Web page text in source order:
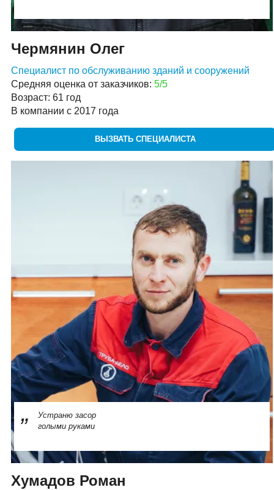
Чермянин Олег
Специалист по обслуживанию зданий и сооружений
Средняя оценка от заказчиков: 5/5
Возраст: 61 год
В компании с 2017 года
ВЫЗВАТЬ СПЕЦИАЛИСТА
Устраню засор
голыми руками
Хумадов Роман